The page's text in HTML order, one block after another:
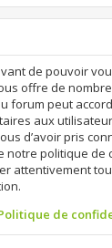
de pouvoir
offre de
forum peut
aux
d’avoir pris
notre politique de
attentivement
de